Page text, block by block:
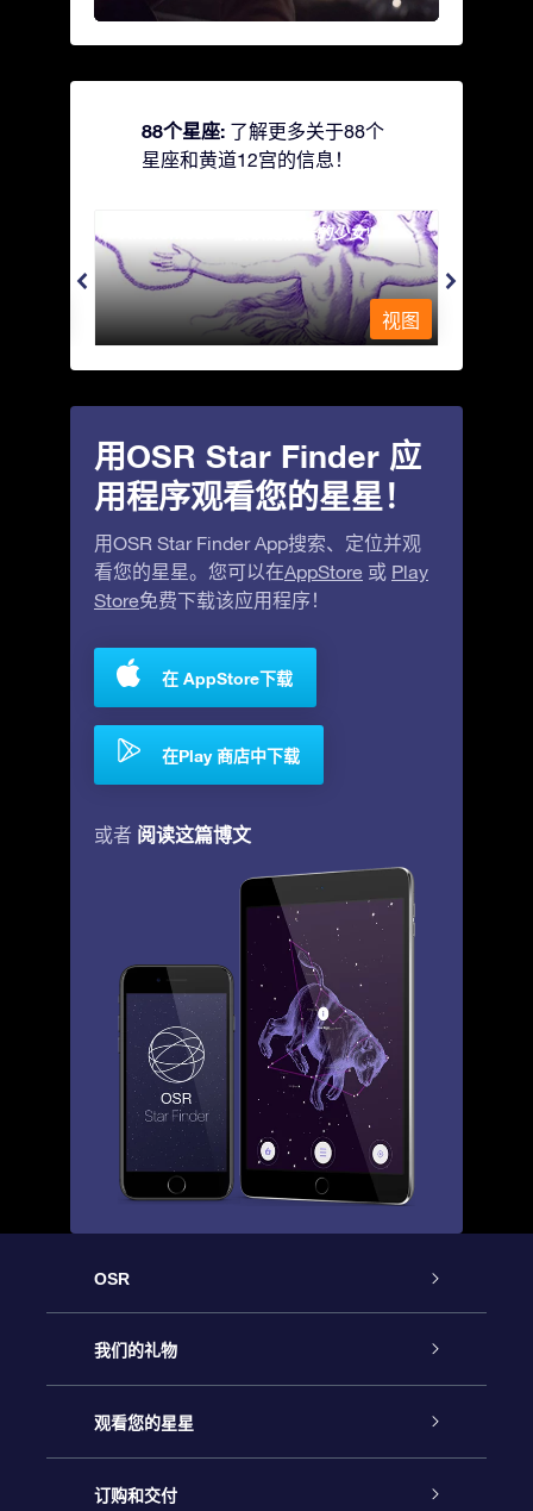
88个星座: 了解更多关于88个
星座和黄道12宫的信息！
Andromeda - 被铁链锁着的少女
视图
用OSR Star Finder 应
用程序观看您的星星！
用OSR Star Finder App搜索、定位并观
看您的星星。您可以在AppStore 或 Play
Store免费下载该应用程序！
在 AppStore下载
在Play 商店中下载
或者 阅读这篇博文
OSR
客户服务
联系我们
博客
我们的礼物
Online Star礼物
OSR 礼物包
观看您的星星
Online Star Register
订购和交付